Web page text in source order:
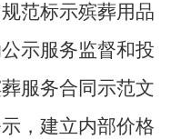
范标示殡葬用品
示服务监督和投
服务合同示范文
，建立内部价格